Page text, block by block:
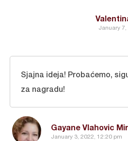
January
Gayane Vlahovic
January 3, 2022, 12:20 pm
Sjajna ideja! Probaćemo,
za nagradu!